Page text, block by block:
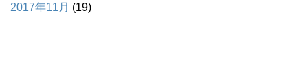
2017年11月 (19)